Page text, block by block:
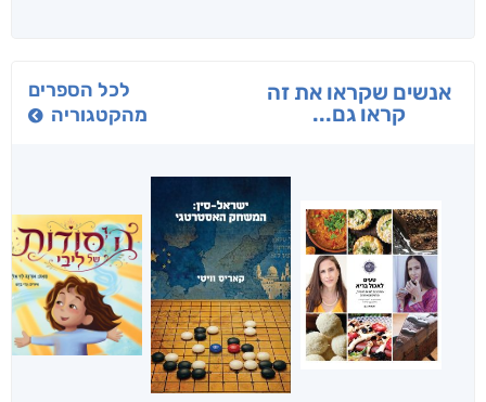
אנשים שקראו את זה
קראו גם...
לכל הספרים
מהקטגוריה